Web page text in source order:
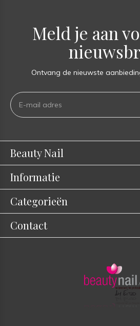
Meld je aan
Ontvang de nieuwste
Beauty Nail
Informatie
Categorieën
Contact